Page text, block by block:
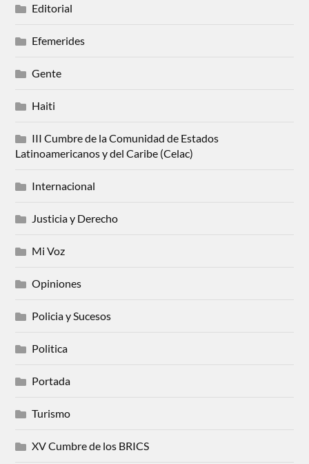
Editorial
Efemerides
Gente
Haiti
III Cumbre de la Comunidad de Estados
Latinoamericanos y del Caribe (Celac)
Internacional
Justicia y Derecho
Mi Voz
Opiniones
Policia y Sucesos
Politica
Portada
Turismo
XV Cumbre de los BRICS